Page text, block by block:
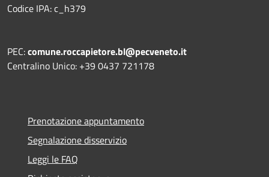
Codice IPA: c_h379
PEC:comune.roccapietore.bl@pecveneto.it
Centralino Unico: +39 0437 721178
Prenotazione appuntamento
Segnalazione disservizio
Leggi le FAQ